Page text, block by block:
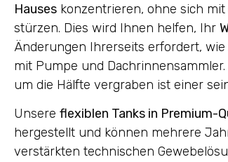
Hauses konzentrieren, ohne sich
stürzen. Dies wird Ihnen helfen, Ihr
Änderungen Ihrerseits erfordert, wie
mit Pumpe und
um die Hälfte vergraben ist einer
Unsere flexiblen Tanks in Premium-
hergestellt und können mehrere
verstärkten technischen